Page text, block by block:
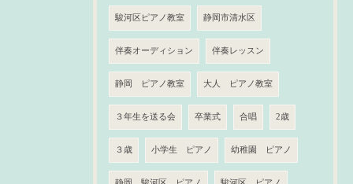
駿河区ピアノ教室 静岡市清水区
伴奏オーディション 伴奏レッスン
静岡 ピアノ教室 大人 ピアノ教室
３年生を送る会 卒業式 合唱 2歳
３歳 小学生 ピアノ 幼稚園 ピアノ